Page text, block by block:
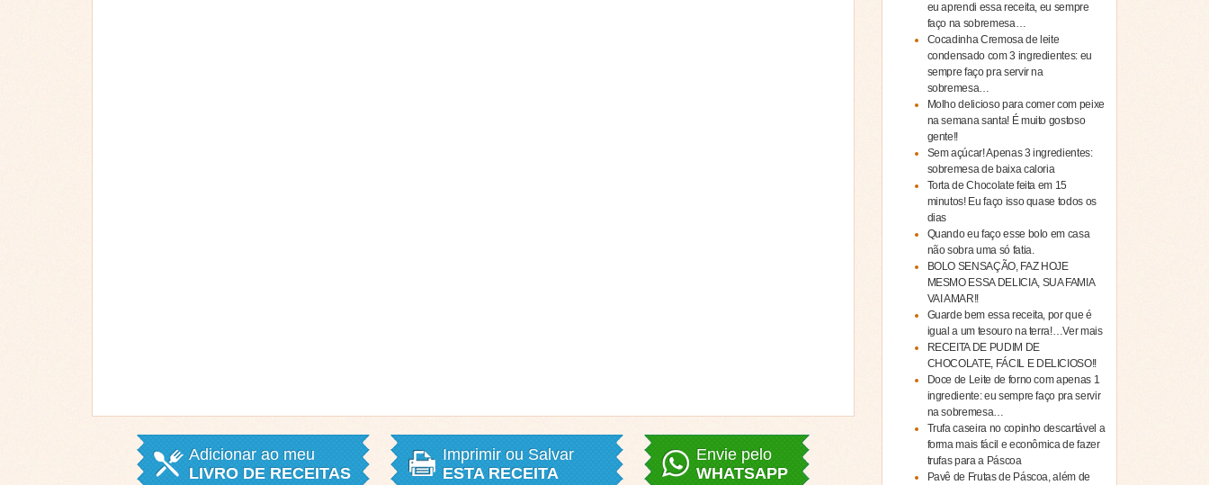
Adicionar ao meu
LIVRO DE RECEITAS
Imprimir ou Salvar
ESTA RECEITA
Envie pelo
WHATSAPP
eu aprendi essa receita, eu sempre
faço na sobremesa…
Cocadinha Cremosa de leite
condensado com 3 ingredientes: eu
sempre faço pra servir na
sobremesa…
Molho delicioso para comer com peixe
na semana santa! É muito gostoso
gente!!
Sem açúcar! Apenas 3 ingredientes:
sobremesa de baixa caloria
Torta de Chocolate feita em 15
minutos! Eu faço isso quase todos os
dias
Quando eu faço esse bolo em casa
não sobra uma só fatia.
BOLO SENSAÇÃO, FAZ HOJE
MESMO ESSA DELICIA, SUA FAMIA
VAI AMAR!!
Guarde bem essa receita, por que é
igual a um tesouro na terra!…Ver mais
RECEITA DE PUDIM DE
CHOCOLATE, FÁCIL E DELICIOSO!!
Doce de Leite de forno com apenas 1
ingrediente: eu sempre faço pra servir
na sobremesa…
Trufa caseira no copinho descartável a
forma mais fácil e econômica de fazer
trufas para a Páscoa
Pavê de Frutas de Páscoa, além de